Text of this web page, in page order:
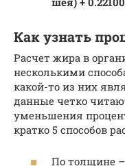
Как узнать
Расчет жира в
несколькими
какой-то из них
данные четко
уменьшения
кратко 5 способов
По толщине